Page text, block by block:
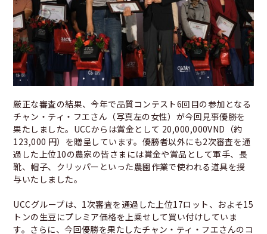
厳正な審査の結果、今年で品質コンテスト6回目の参加となる
チャン・ティ・フエさん（写真左の女性）が今回見事優勝を
果たしました。UCCからは賞金として 20,000,000VND（約
123,000 円）を贈呈しています。優勝者以外にも2次審査を通
過した上位10の農家の皆さまには賞金や賞品として軍手、長
靴、帽子、クリッパーといった農園作業で使われる道具を授
与いたしました。
UCCグループは、1次審査を通過した上位17ロット、およそ15
トンの生豆にプレミア価格を上乗せして買い付けしていま
す。さらに、今回優勝を果たしたチャン・ティ・フエさんのコ